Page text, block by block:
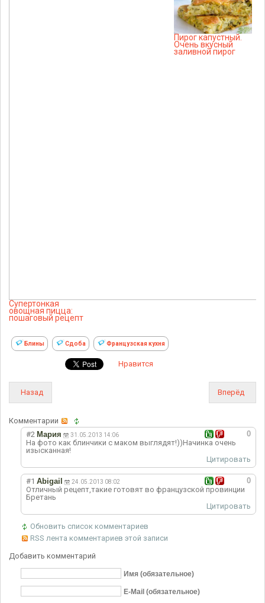
Супертонкая
овощная пицца:
пошаговый рецепт
Пирог капустный.
Очень вкусный
заливной пирог
Блины Сдоба Французская кухня
Нравится
Назад Вперёд
Комментарии
0
#2 Мария 31.05.2013 14:06
На фото как блинчики с маком выглядят!))Начинка очень
изысканная!
Цитировать
0
#1 Abigail 24.05.2013 08:02
Отличный рецепт,такие готовят во французской провинции
Бретань
Цитировать
Обновить список комментариев
RSS лента комментариев этой записи
Добавить комментарий
Имя (обязательное)
E-Mail (обязательное)